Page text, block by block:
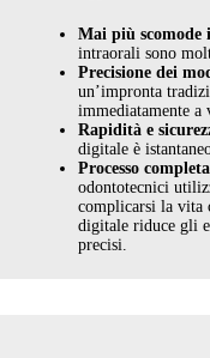
Mai più scomode
intraorali sono
Precisione dei
un’impronta
immediatamente a
Rapidità e
digitale è
Processo
odontotecnici
complicarsi la vita
digitale riduce gli
precisi.